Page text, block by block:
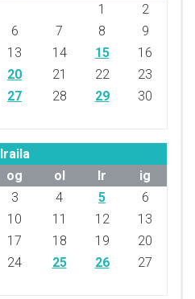
1
2
6 7 8
9
13 14 15
16
20 21 22
23
27 28 29
30
Iraila
og ol lr
ig
3 4 5
6
10 11 12
13
17 18 19
20
24 25 26
27